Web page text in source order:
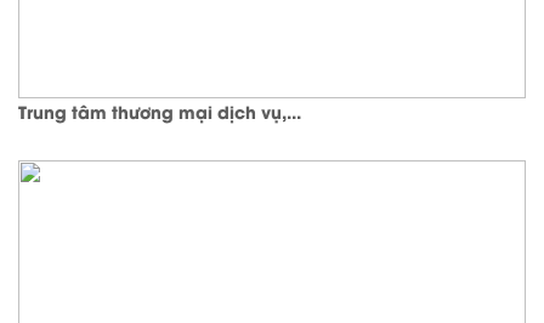
Trung tâm thương mại dịch vụ,...